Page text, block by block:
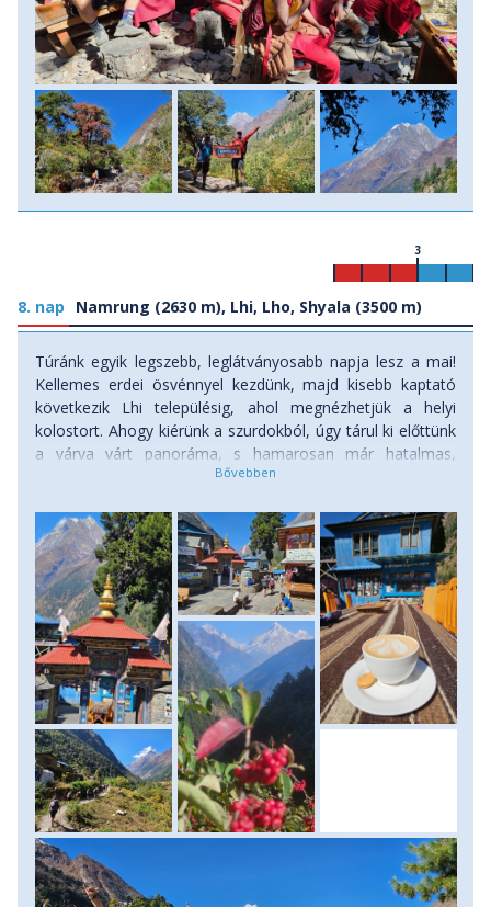
8. nap Namrung (2630 m), Lhi, Lho, Shyala (3500 m)
3
Túránk egyik legszebb, leglátványosabb napja lesz a mai!
Kellemes erdei ösvénnyel kezdünk, majd kisebb kaptató
következik Lhi településig, ahol megnézhetjük a helyi
kolostort. Ahogy kiérünk a szurdokból, úgy tárul ki előttünk
a várva várt panoráma, s hamarosan már hatalmas,
gleccser borította hegyóriások között találjuk magunkat. A
legcsodásabb panoráma fogad a Manaszlu hegyvonulatára
és kettős csúcsára! Számos sztúpa, imafal, imazászló teszi
még színesebbé a tájat. Itt is találunk egy buddhista
kolostort, ahová természetesen felkapaszkodunk a még
jobb panorámáért. Most érezzük, hogy igazán
megérkeztünk a Manaszlu régió szívébe. Innen már csak 4
km az újabb autentikus település, közeli hegytetőn álló
Shyala, ahol mai szállásunk található. Miután elfoglaltuk
szobáinkat, a késő délutáni fényekben még
meglátogathatjuk az itteni híres buddhista kolostort, a
Ribung Gompat. Minden oldalról hatalmas hegyek és
döbbenetes gleccserek látványa varázsol el. Csodahelyre
érkeztünk! Szállás: vendégház. (szint: 950 méter fel, táv: kb.
13-14 km, menetidő: 5-6 óra)